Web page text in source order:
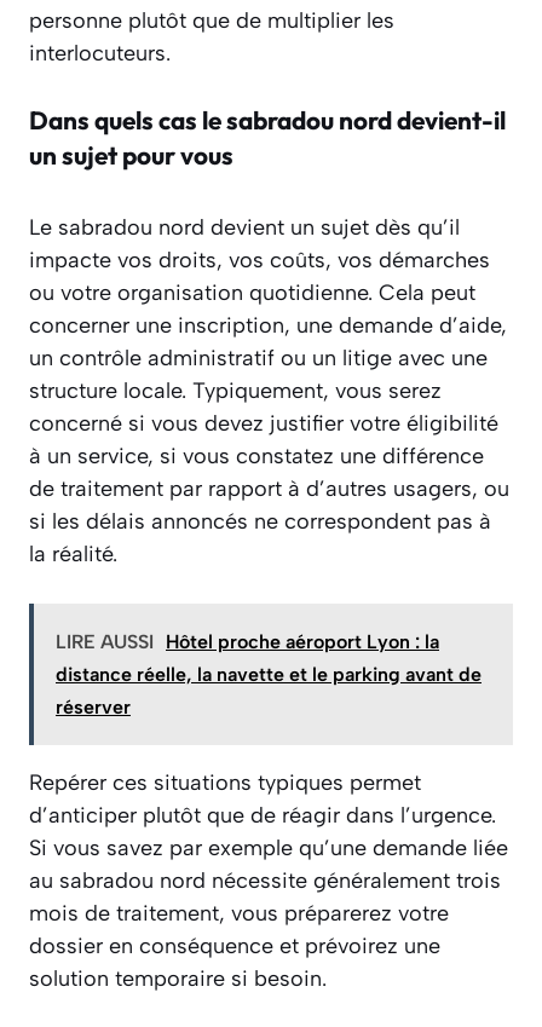
personne plutôt que de multiplier les
interlocuteurs.
Dans quels cas le sabradou nord devient-il
un sujet pour vous
Le sabradou nord devient un sujet dès qu’il
impacte vos droits, vos coûts, vos démarches
ou votre organisation quotidienne. Cela peut
concerner une inscription, une demande d’aide,
un contrôle administratif ou un litige avec une
structure locale. Typiquement, vous serez
concerné si vous devez justifier votre éligibilité
à un service, si vous constatez une différence
de traitement par rapport à d’autres usagers, ou
si les délais annoncés ne correspondent pas à
la réalité.
LIRE AUSSI
Hôtel proche aéroport Lyon : la
distance réelle, la navette et le parking avant de
réserver
Repérer ces situations typiques permet
d’anticiper plutôt que de réagir dans l’urgence.
Si vous savez par exemple qu’une demande liée
au sabradou nord nécessite généralement trois
mois de traitement, vous préparerez votre
dossier en conséquence et prévoirez une
solution temporaire si besoin.